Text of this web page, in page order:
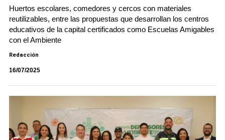
Huertos escolares, comedores y cercos con materiales
reutilizables, entre las propuestas que desarrollan los centros
educativos de la capital certificados como Escuelas Amigables
con el Ambiente
Redacción
16/07/2025